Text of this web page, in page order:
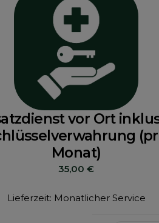
vor Ort
Monat)
35,00€
Lieferzeit: Monatlicher Service